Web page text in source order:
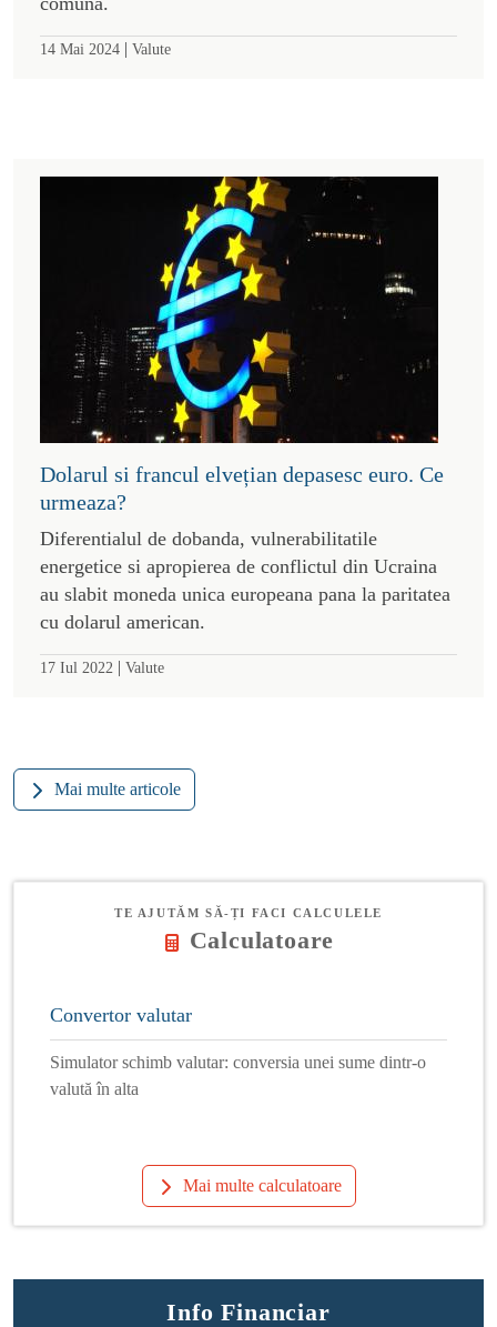
14 Mai 2024 | Valute
Dolarul si francul elvețian depasesc euro. Ce
urmeaza?
Diferentialul de dobanda, vulnerabilitatile
energetice si apropierea de conflictul din Ucraina
au slabit moneda unica europeana pana la paritatea
cu dolarul american.
17 Iul 2022 | Valute
Mai multe articole
TE AJUTĂM SĂ-ȚI FACI CALCULELE
Calculatoare
Convertor valutar
Simulator schimb valutar: conversia unei sume dintr-o
valută în alta
Mai multe calculatoare
Info Financiar